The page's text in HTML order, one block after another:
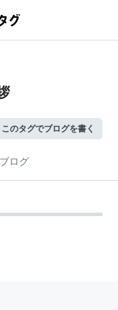
このタグでブログを書く
ログ